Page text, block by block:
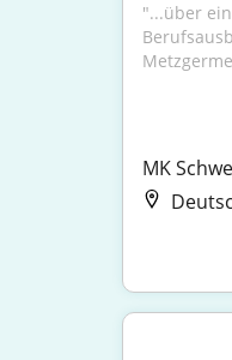
"...über
MK